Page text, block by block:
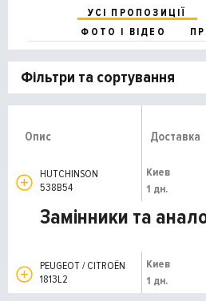
УСІ ПРОПОЗИЦІЇ
ФОТО І ВІДЕО
Фільтри та сортування
Опис Доставка
HUTCHINSON
538B54
Киев
1 дн.
Замінники та
PEUGEOT / CITROËN
1813L2
Киев
1 дн.